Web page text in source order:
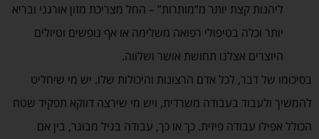
ליהנות קצת יותר מ”מותרות” – החל מצריכת מזון אורגני ובריא
יותר וכלה בטיפולי רפואה משלימה או אף נופשים וטיולים
היוצרים אצלנו תחושת אושר ושלווה.
בסיכומו של דבר, לכל אדם הרצונות והיכולות שלו. יש מי שיחליט
להמשיך ולעבוד בעבודה משרדית, ויש מי שירצה דווקא תפקיד שטח
הכולל אפילו עבודה פיזית. כך או כך, עבודה בגיל מבוגר, בין אם